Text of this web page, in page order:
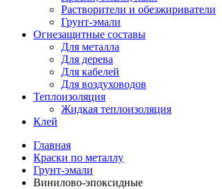
Растворители и обезжириватели
Грунт-эмали
Огнезащитные составы
Для металла
Для дерева
Для кабелей
Для воздуховодов
Теплоизоляция
Жидкая теплоизоляция
Клей
Главная
Краски по металлу
Грунт-эмали
Винилово-эпоксидные